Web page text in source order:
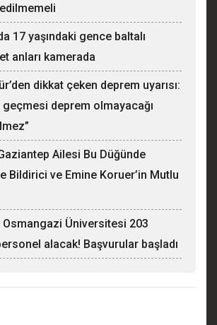
edilmemeli
17 yaşındaki gence baltalı
anları kamerada
dikkat çeken deprem uyarısı:
geçmesi deprem olmayacağı
Ailesi Bu Düğünde
Bildirici ve Emine Koruer’in Mutlu
Osmangazi Üniversitesi 203
alacak! Başvurular başladı